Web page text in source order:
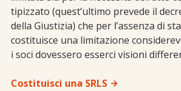
tipizzato (quest’ultimo prevede il
della Giustizia) che per l’assenza di
costituisce una limitazione
i soci dovessero esserci visioni
Costituisci una SRLS